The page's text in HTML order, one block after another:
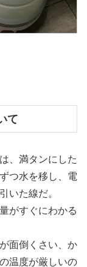
て
、満タンにした
つ水を移し、電
いた線だ。
がすぐにわかる
面倒くさい、か
温度が厳しいの